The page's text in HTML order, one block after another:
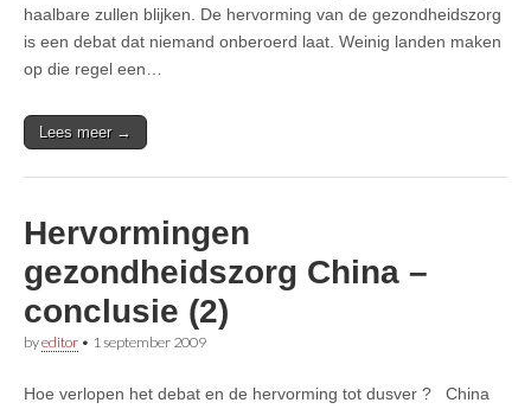
haalbare zullen blijken. De hervorming van de gezondheidszorg
is een debat dat niemand onberoerd laat. Weinig landen maken
op die regel een…
Lees meer →
Hervormingen
gezondheidszorg China –
conclusie (2)
byeditor • 1 september 2009
Hoe verlopen het debat en de hervorming tot dusver ? China